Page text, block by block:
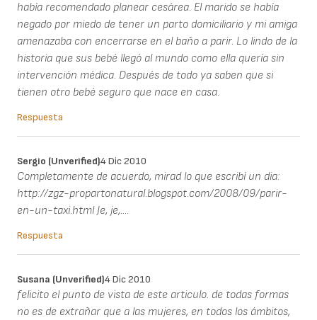
había recomendado planear cesárea. El marido se había
negado por miedo de tener un parto domiciliario y mi amiga
amenazaba con encerrarse en el baño a parir. Lo lindo de la
historia que sus bebé llegó al mundo como ella quería sin
intervención médica. Después de todo ya saben que si
tienen otro bebé seguro que nace en casa.
Respuesta
Sergio (unverified)4 Dic 2010
Completamente de acuerdo, mirad lo que escribí un dia:
http://zgz-propartonatural.blogspot.com/2008/09/parir-
en-un-taxi.html Je, je,....
Respuesta
Susana (unverified)4 Dic 2010
felicito el punto de vista de este articulo. de todas formas
no es de extrañar que a las mujeres, en todos los ámbitos,